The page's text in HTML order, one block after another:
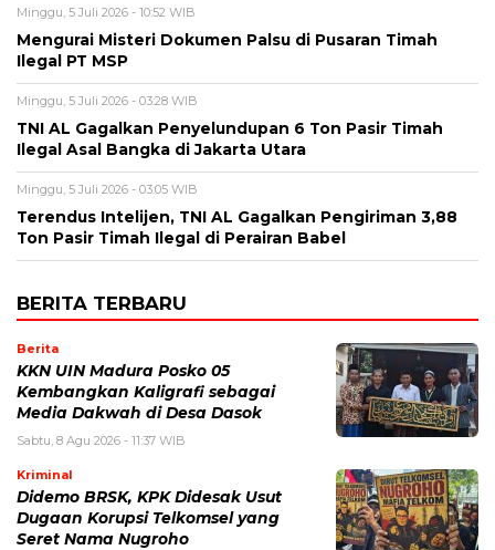
Minggu, 5 Juli 2026 - 10:52 WIB
Mengurai Misteri Dokumen Palsu di Pusaran Timah
Ilegal PT MSP
Minggu, 5 Juli 2026 - 03:28 WIB
TNI AL Gagalkan Penyelundupan 6 Ton Pasir Timah
Ilegal Asal Bangka di Jakarta Utara
Minggu, 5 Juli 2026 - 03:05 WIB
Terendus Intelijen, TNI AL Gagalkan Pengiriman 3,88
Ton Pasir Timah Ilegal di Perairan Babel
BERITA TERBARU
Berita
KKN UIN Madura Posko 05
Kembangkan Kaligrafi sebagai
Media Dakwah di Desa Dasok
Sabtu, 8 Agu 2026 - 11:37 WIB
Kriminal
Didemo BRSK, KPK Didesak Usut
Dugaan Korupsi Telkomsel yang
Seret Nama Nugroho